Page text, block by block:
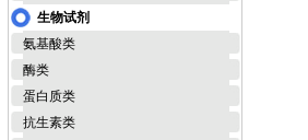
生物试剂
氨基酸类
酶类
蛋白质类
抗生素类